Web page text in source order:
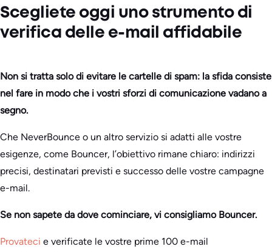
Scegliete oggi uno strumento di
verifica delle e-mail affidabile
Non si tratta solo di evitare le cartelle di spam: la sfida consiste
nel fare in modo che i vostri sforzi di comunicazione vadano a
segno.
Che NeverBounce o un altro servizio si adatti alle vostre
esigenze, come Bouncer, l’obiettivo rimane chiaro: indirizzi
precisi, destinatari previsti e successo delle vostre campagne
e-mail.
Se non sapete da dove cominciare, vi consigliamo Bouncer.
Provateci e verificate le vostre prime 100 e-mail